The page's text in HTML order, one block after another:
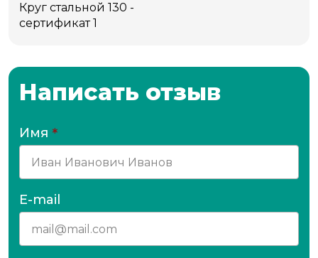
Круг стальной 130 -
сертификат 1
Написать отзыв
Имя *
E-mail